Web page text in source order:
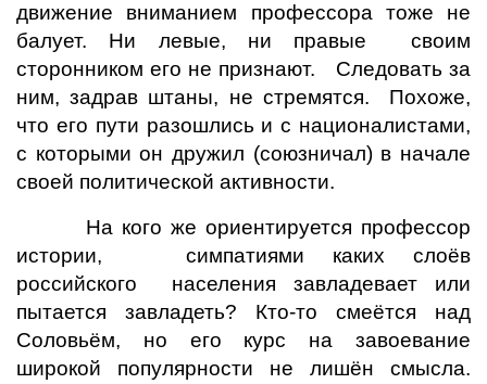
движение вниманием профессора тоже не
балует. Ни левые, ни правые своим
сторонником его не признают. Следовать за
ним, задрав штаны, не стремятся. Похоже,
что его пути разошлись и с националистами,
с которыми он дружил (союзничал) в начале
своей политической активности.
На кого же ориентируется профессор
истории, симпатиями каких слоёв
российского населения завладевает или
пытается завладеть? Кто-то смеётся над
Соловьём, но его курс на завоевание
широкой популярности не лишён смысла.